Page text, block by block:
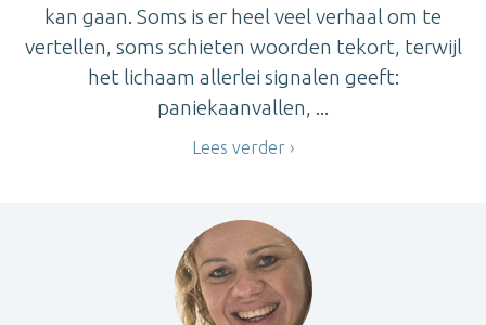
kan gaan. Soms is er heel veel verhaal om te
vertellen, soms schieten woorden tekort, terwijl
het lichaam allerlei signalen geeft:
paniekaanvallen, ...
Lees verder